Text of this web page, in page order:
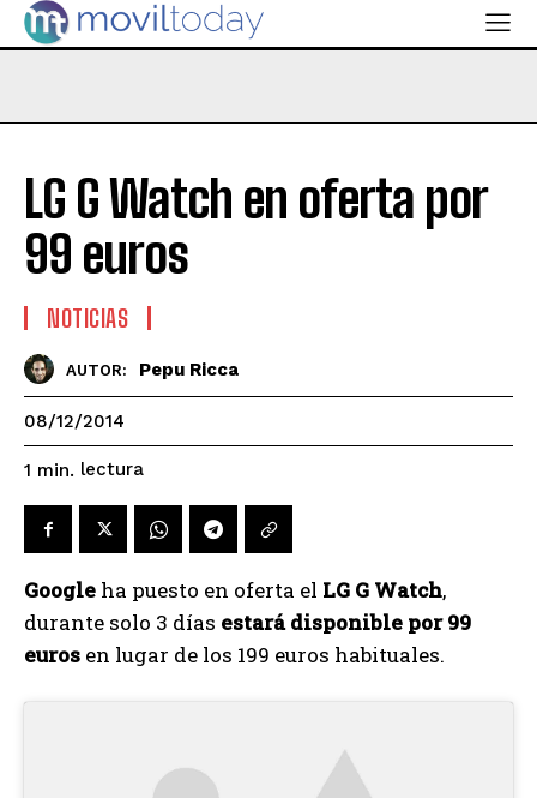
LG G Watch en oferta por
99 euros
NOTICIAS
AUTOR: Pepu Ricca
08/12/2014
1 min. lectura
Google ha puesto en oferta el LG G Watch,
durante solo 3 días estará disponible por 99
euros en lugar de los 199 euros habituales.